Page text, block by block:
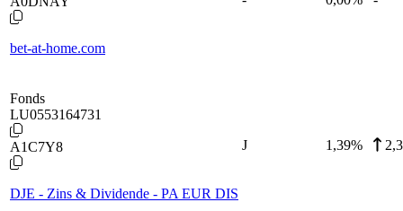
bet-at-home.com
Fonds
LU0553164731
A1C7Y8
DJE - Zins & Dividende - PA EUR DIS
J 1,39%